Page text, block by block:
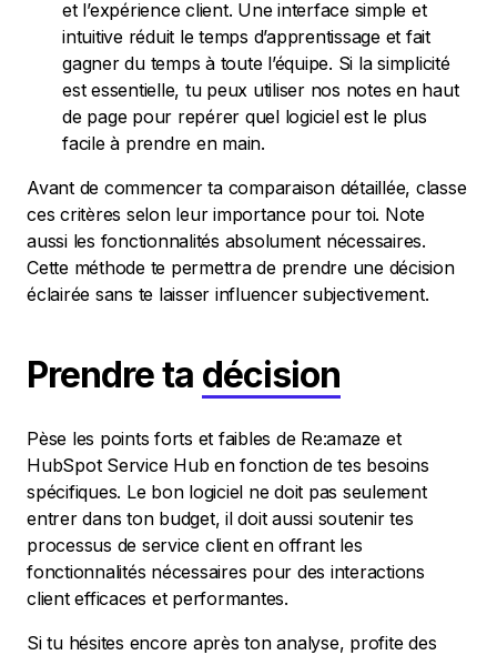
et l’expérience client. Une interface simple et
intuitive réduit le temps d’apprentissage et fait
gagner du temps à toute l’équipe. Si la simplicité
est essentielle, tu peux utiliser nos notes en haut
de page pour repérer quel logiciel est le plus
facile à prendre en main.
Avant de commencer ta comparaison détaillée, classe
ces critères selon leur importance pour toi. Note
aussi les fonctionnalités absolument nécessaires.
Cette méthode te permettra de prendre une décision
éclairée sans te laisser influencer subjectivement.
Prendre ta décision
Pèse les points forts et faibles de Re:amaze et
HubSpot Service Hub en fonction de tes besoins
spécifiques. Le bon logiciel ne doit pas seulement
entrer dans ton budget, il doit aussi soutenir tes
processus de service client en offrant les
fonctionnalités nécessaires pour des interactions
client efficaces et performantes.
Si tu hésites encore après ton analyse, profite des